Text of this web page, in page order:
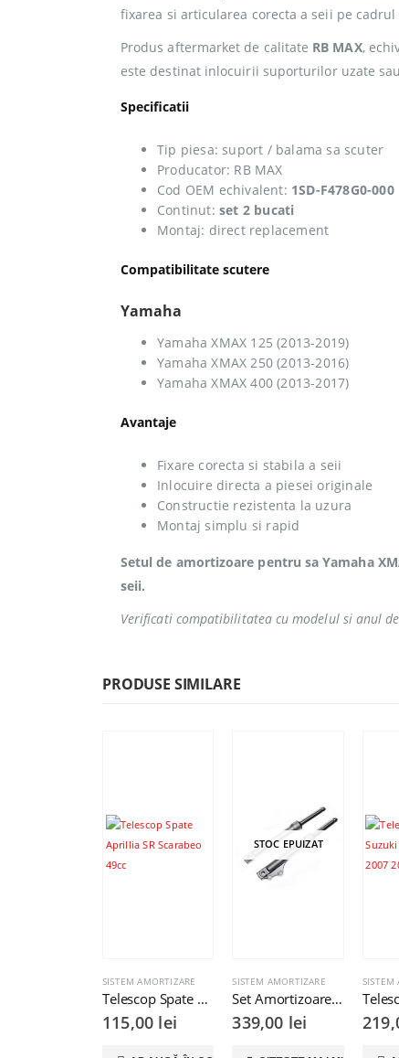
fixarea si articularea corecta a seii pe
Produs aftermarket de calitate RB MAX,
este destinat inlocuirii suporturilor uzate
Specificatii
Tip piesa: suport / balama sa scuter
Producator: RB MAX
Cod OEM echivalent: 1SD-F478G0-000
Continut: set 2 bucati
Montaj: direct replacement
Compatibilitate scutere
Yamaha
Yamaha XMAX 125 (2013-2019)
Yamaha XMAX 250 (2013-2016)
Yamaha XMAX 400 (2013-2017)
Avantaje
Fixare corecta si stabila a seii
Inlocuire directa a piesei originale
Constructie rezistenta la uzura
Montaj simplu si rapid
Setul de amortizoare pentru sa Yamaha
seii.
Verificati compatibilitatea cu modelul si anul
PRODUSE SIMILARE
SISTEM AMORTIZARE
Telescop Spate Aprillia SR Scarabeo 49cc
115,00 lei
STOC EPUIZAT
SISTEM AMORTIZARE
Set Amortizoare Fata Scuter GY6 50-80 cc
339,00 lei
SISTEM